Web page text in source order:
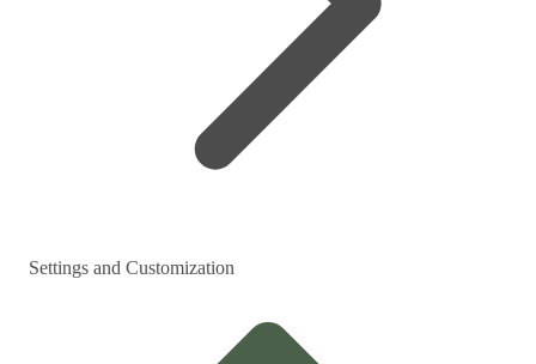
Settings and Customization